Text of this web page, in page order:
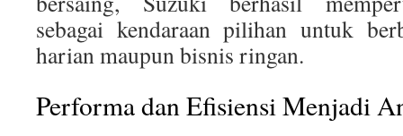
sebagai kendaraan pilihan untuk
harian maupun bisnis ringan.
Performa dan Efisiensi Menjadi